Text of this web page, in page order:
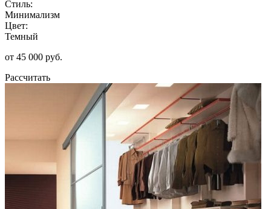
Стиль:
Минимализм
Цвет:
Темный
от 45 000 руб.
Рассчитать